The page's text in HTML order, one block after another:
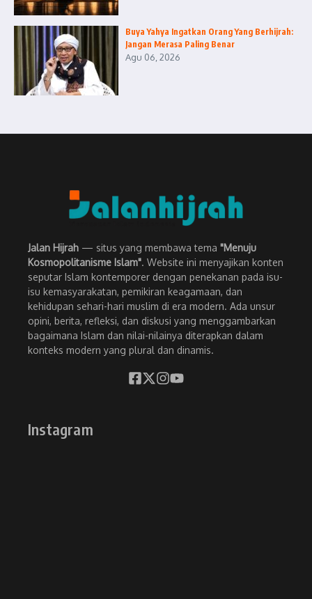
Buya Yahya Ingatkan Orang Yang Berhijrah:
Jangan Merasa Paling Benar
Agu 06, 2026
Jalan Hijrah — situs yang membawa tema "Menuju
Kosmopolitanisme Islam". Website ini menyajikan konten
seputar Islam kontemporer dengan penekanan pada isu-
isu kemasyarakatan, pemikiran keagamaan, dan
kehidupan sehari-hari muslim di era modern. Ada unsur
opini, berita, refleksi, dan diskusi yang menggambarkan
bagaimana Islam dan nilai-nilainya diterapkan dalam
konteks modern yang plural dan dinamis.
Instagram